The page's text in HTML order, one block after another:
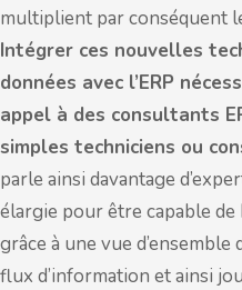
multiplient par conséquent
Intégrer ces nouvelles
données avec l’ERP
appel à des consultants
simples techniciens ou
parle ainsi davantage
élargie pour être capable
grâce à une vue
flux d’information et ainsi